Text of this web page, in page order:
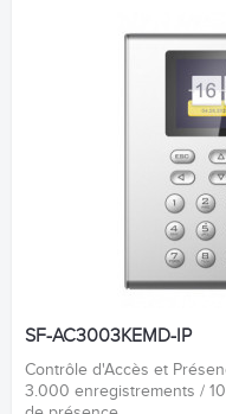
SF-AC3003KEMD-IP
Contrôle d'Accès et
3.000 enregistrements /